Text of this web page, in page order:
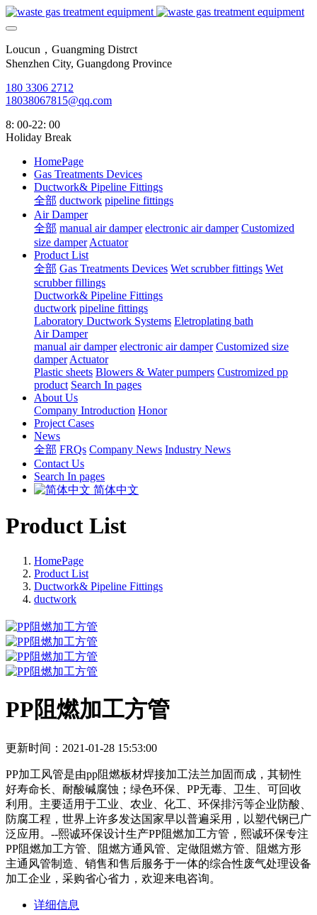
Loucun，Guangming Distrct
Shenzhen City, Guangdong Province
180 3306 2712
18038067815@qq.com
8: 00-22: 00
Holiday Break
HomePage
Gas Treatments Devices
Ductwork& Pipeline Fittings
全部 ductwork pipeline fittings
Air Damper
全部 manual air damper electronic air damper Customized
size damper Actuator
Product List
全部 Gas Treatments Devices Wet scrubber fittings Wet
scrubber fillings
Ductwork& Pipeline Fittings
ductwork pipeline fittings
Laboratory Ductwork Systems Eletroplating bath
Air Damper
manual air damper electronic air damper Customized size
damper Actuator
Plastic sheets Blowers & Water pumpers Custromized pp
product Search In pages
About Us
Company Introduction Honor
Project Cases
News
全部 FRQs Company News Industry News
Contact Us
Search In pages
简体中文
Product List
HomePage
Product List
Ductwork& Pipeline Fittings
ductwork
PP阻燃加工方管
更新时间：2021-01-28 15:53:00
PP加工风管是由pp阻燃板材焊接加工法兰加固而成，其韧性
好寿命长、耐酸碱腐蚀；绿色环保、PP无毒、卫生、可回收
利用。主要适用于工业、农业、化工、环保排污等企业防酸、
防腐工程，世界上许多发达国家早以普遍采用，以塑代钢已广
泛应用。--熙诚环保设计生产PP阻燃加工方管，熙诚环保专注
PP阻燃加工方管、阻燃方通风管、定做阻燃方管、阻燃方形
主通风管制造、销售和售后服务于一体的综合性废气处理设备
加工企业，采购省心省力，欢迎来电咨询。
详细信息